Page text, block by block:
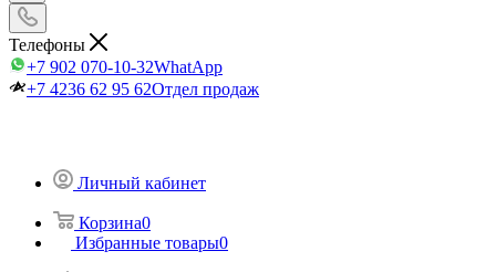
Телефоны
+7 902 070-10-32WhatApp
+7 4236 62 95 62Отдел продаж
Личный кабинет
Корзина0
Избранные товары0